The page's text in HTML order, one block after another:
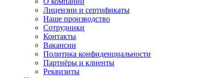
Лицензии и сертификаты
Наше производство
Сотрудники
Контакты
Вакансии
Политика конфиденциальности
Партнёры и клиенты
Реквизиты